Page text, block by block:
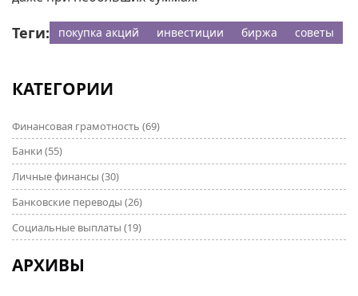
Теги: покупка акций инвестиции биржа советы
КАТЕГОРИИ
Финансовая грамотность (69)
Банки (55)
Личные финансы (30)
Банковские переводы (26)
Социальные выплаты (19)
АРХИВЫ